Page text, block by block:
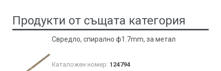
Продукти от същата категория
Свредло, спирално ф1.7mm, за метал
Каталожен номер: 124794